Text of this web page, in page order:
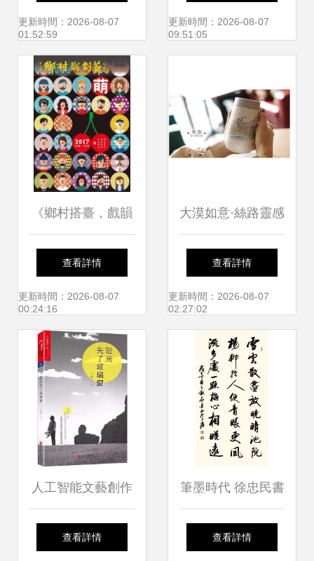
閱讀與文藝創作之
路
更新時間：2026-08-07
01:52:59
集，一起嗨玩到
更新時間：2026-08-07
09:51:05
《鄉村搭臺，戲韻
綿長——鄉村戲劇
節觀感》
查看詳情
更新時間：2026-08-07
00:24:16
大漠如意·絲路靈感
甘肅文創水杯系列
與文化經紀人服務
深度詮釋
查看詳情
更新時間：2026-08-07
02:27:02
人工智能文藝創作
的“限高架” 非生命
查看詳情
筆墨時代 徐忠民書
畫作品的文化創新
查看詳情